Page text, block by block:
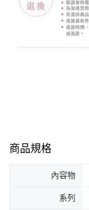
商品規格
內容物
系列